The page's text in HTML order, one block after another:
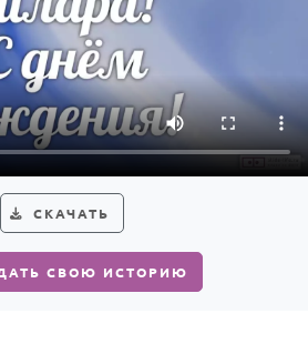
СКАЧАТЬ
СВОЮ ИСТОРИЮ